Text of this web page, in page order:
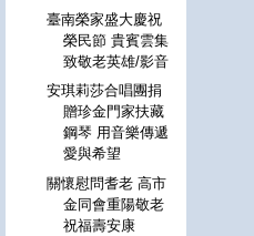
臺南榮家盛大慶祝
榮民節 貴賓雲集
致敬老英雄/影音
安琪莉莎合唱團捐
贈珍金門家扶藏
鋼琴 用音樂傳遞
愛與希望
關懷慰問耆老 高市
金同會重陽敬老
祝福壽安康